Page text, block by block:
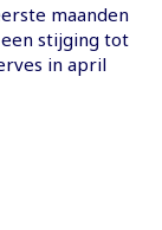
maanden
stijging tot
in april